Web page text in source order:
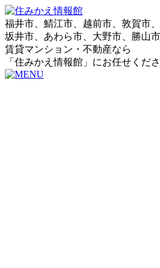
福井市、鯖江市、越前市、敦賀市、
坂井市、あわら市、大野市、勝山
賃貸マンション・不動産なら
「住みかえ情報館」にお任せくださ